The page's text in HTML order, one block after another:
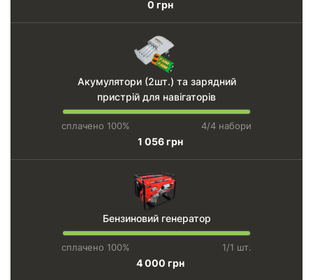
0 грн
Акумулятори (2шт.) та зарядний
пристрій для навігаторів
сплачено 100% 4/4 набори
1 056 грн
Бензиновий генератор
сплачено 100% 1/1 шт.
4 000 грн